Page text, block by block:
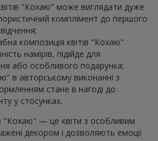
"Кохаю" може виглядати дуже
комплімент до першого
композиція квітів "Кохаю"
намірів, підійде для
або особливого подарунка;
в авторському виконанні з
стане в нагоді до
у стосунках.
"Кохаю" — це квіти з особливим
декором і дозволяють емоції